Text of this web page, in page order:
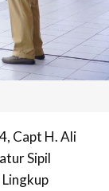
Capt H. Ali
Sipil